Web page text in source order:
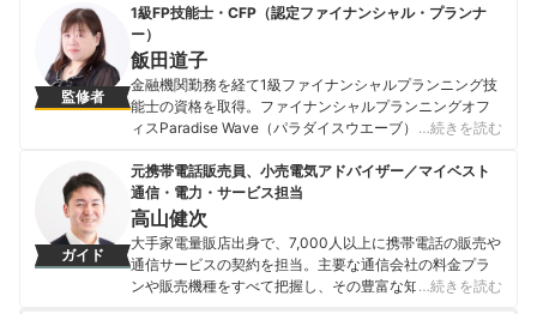
かし、光回線やモバイルWiFiのプロバイダー比較情報サ
イト「プロバイダー・ワン」をリリース。 現在は、通信
費削減無料相談サービスや債務整理の相談ができる法律
事務所・司法書士検索サイトの運営も行っている。
牧村和慶のプロフィール
監修者
1級FP技能士・CFP（認定ファイナンシャル・プランナ
ー）
飯田道子
金融機関勤務を経て1級ファイナンシャルプランニング技
能士の資格を取得。ファイナンシャルプランニングオフ
ィスParadise Wave（パラダイスウエーブ）の代表。現
ーンに関する相談業務・セミナー講師・執筆活動を行っ
ている。さらに、海外生活ジャーナリストとして移住支
援も行っており、得意ジャンルは金融にとどまらず多岐
に渡る。 【主な著書】 『貯める!儲ける!お金が集まる94
の方法』（ローカス） 『あなたのファンを増やす魔法の
質問 テラー必携！！』（近代セールス社） 『介護経験FP
…続きを読む
ガイド
元携帯電話販売員、小売電気アドバイザー／マイベスト
通信・電力・サービス担当
高山健次
大手家電量販店出身で、7,000人以上に携帯電話の販売や
通信サービスの契約を担当。主要な通信会社の料金プラ
ンや販売機種をすべて把握し、その豊富な知識で店舗販
…続きを読む